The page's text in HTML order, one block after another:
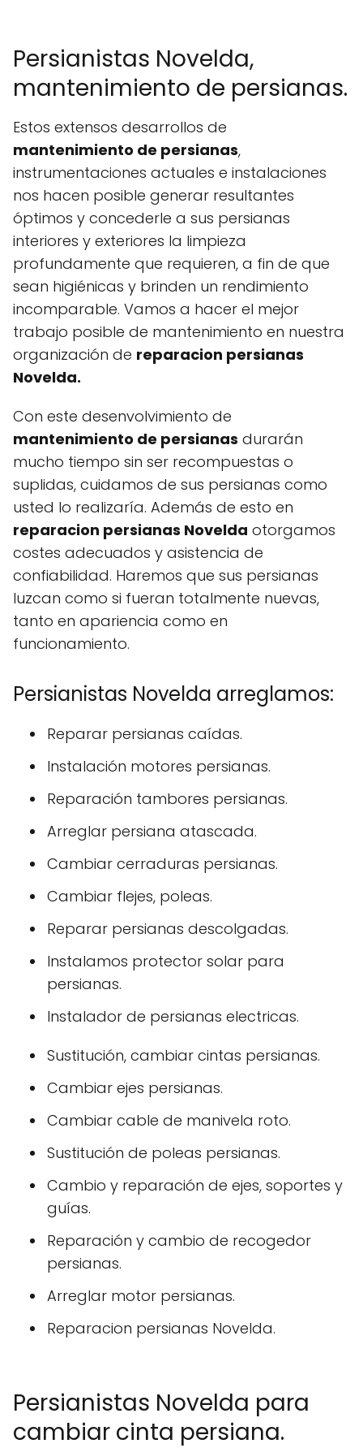
Persianistas Novelda,
mantenimiento de persianas.
Estos extensos desarrollos de
mantenimiento de persianas,
instrumentaciones actuales e instalaciones
nos hacen posible generar resultantes
óptimos y concederle a sus persianas
interiores y exteriores la limpieza
profundamente que requieren, a fin de que
sean higiénicas y brinden un rendimiento
incomparable. Vamos a hacer el mejor
trabajo posible de mantenimiento en nuestra
organización de reparacion persianas
Novelda.
Con este desenvolvimiento de
mantenimiento de persianas durarán
mucho tiempo sin ser recompuestas o
suplidas, cuidamos de sus persianas como
usted lo realizaría. Además de esto en
reparacion persianas Novelda otorgamos
costes adecuados y asistencia de
confiabilidad. Haremos que sus persianas
luzcan como si fueran totalmente nuevas,
tanto en apariencia como en
funcionamiento.
Persianistas Novelda arreglamos:
Reparar persianas caídas.
Instalación motores persianas.
Reparación tambores persianas.
Arreglar persiana atascada.
Cambiar cerraduras persianas.
Cambiar flejes, poleas.
Reparar persianas descolgadas.
Instalamos protector solar para
persianas.
Instalador de persianas electricas.
Sustitución, cambiar cintas persianas.
Cambiar ejes persianas.
Cambiar cable de manivela roto.
Sustitución de poleas persianas.
Cambio y reparación de ejes, soportes y
guías.
Reparación y cambio de recogedor
persianas.
Arreglar motor persianas.
Reparacion persianas Novelda.
Persianistas Novelda para
cambiar cinta persiana.